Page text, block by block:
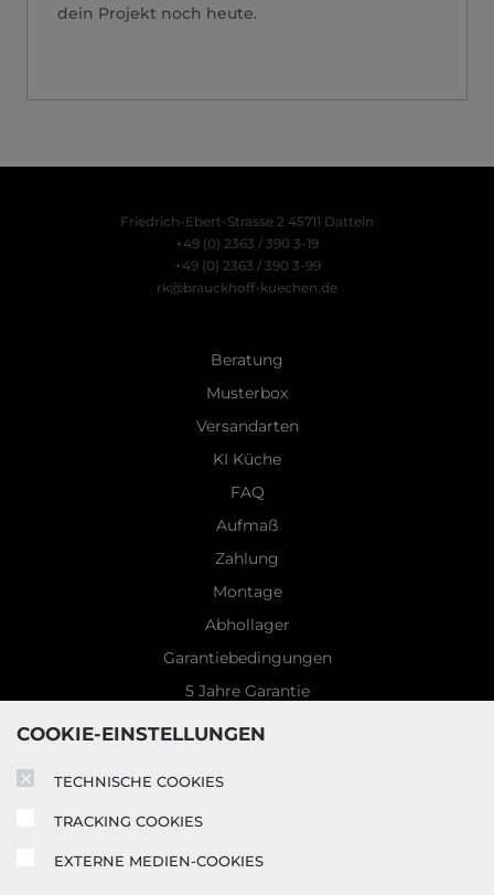
COOKIE-EINSTELLUNGEN
TECHNISCHE COOKIES
TRACKING COOKIES
EXTERNE MEDIEN-COOKIES
dein Projekt noch heute.
Friedrich-Ebert-Strasse 2 45711 Datteln
+49 (0) 2363 / 390 3-19
+49 (0) 2363 / 390 3-99
rk@brauckhoff-kuechen.de
Beratung
Musterbox
Versandarten
KI Küche
FAQ
Aufmaß
Zahlung
Montage
Abhollager
Garantiebedingungen
5 Jahre Garantie
Blog